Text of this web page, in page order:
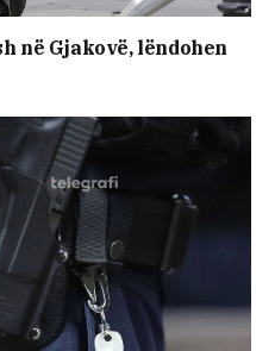
në Gjakovë, lëndohen